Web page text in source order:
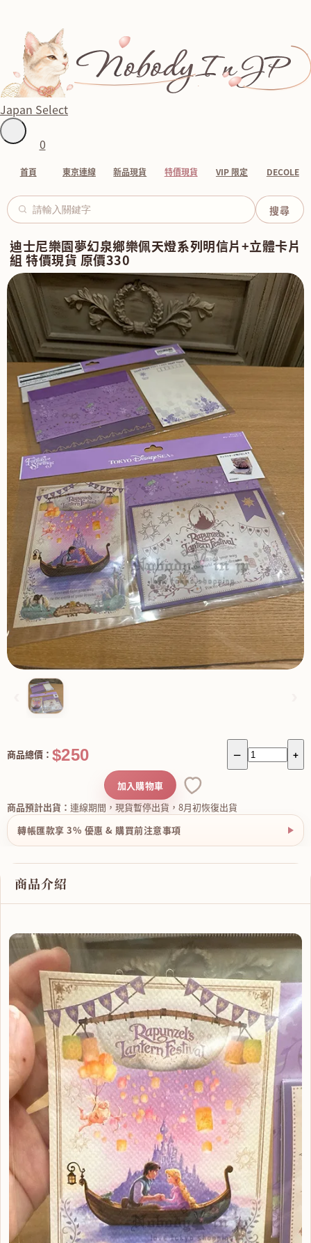
Japan Select
0
首頁 東京連線 新品現貨 特價現貨 VIP 限定 DECOLE
迪士尼樂園夢幻泉鄉樂佩天燈系列明信片+立體卡片
組 特價現貨 原價330
－ +
商品總價： $250
商品預計出貨： 連線期間，現貨暫停出貨，8月初恢復出貨
加入購物車
轉帳匯款享 3% 優惠 & 購買前注意事項
商品介紹